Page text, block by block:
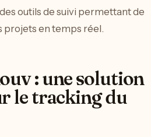
outils de suivi permettant de
projets en temps réel.
: une solution
le tracking du